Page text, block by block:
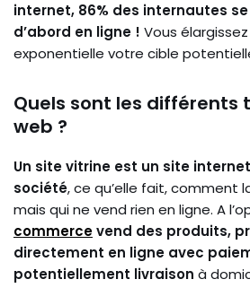
internet, 86% des internautes
d’abord en ligne ! Vous
exponentielle votre cible
Quels sont les différents
web ?
Un site vitrine est un site
société, ce qu’elle fait, comment
mais qui ne vend rien en ligne. A
commercevend des produits,
directement en ligne avec
potentiellement livraison à